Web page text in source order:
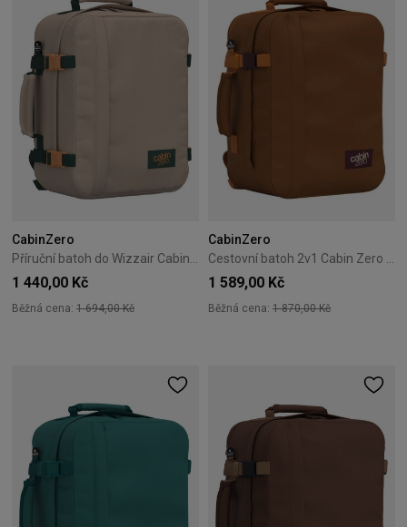
CabinZero
Příruční batoh do Wizzair Cabin Zero Classic 28 l – Cebu Sands
1 440,00 Kč
Běžná cena: 1 694,00 Kč
CabinZero
Cestovní batoh 2v1 Cabin Zero Classic Tech 28L Cinnamon
1 589,00 Kč
Běžná cena: 1 870,00 Kč